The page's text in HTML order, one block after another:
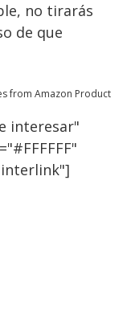
no tirarás
de que
from Amazon Product
interesar"